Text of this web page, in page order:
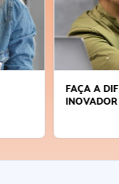
FAÇA A
INOVADOR